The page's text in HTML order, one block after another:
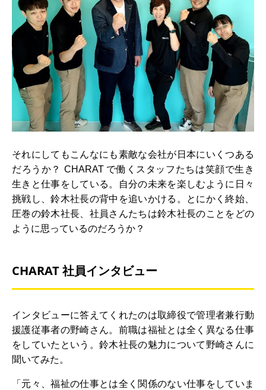
それにしてもこんなにも素敵な会社が日本にいくつある
だろうか？ CHARAT で働くスタッフたちは笑顔で生き
生きと仕事をしている。自分の未来を楽しむように日々
挑戦し、鈴木社長の背中を追いかける。とにかく終始、
圧巻の鈴木社長、社員さんたちは鈴木社長のことをどの
ように思っているのだろうか？
CHARAT 社員インタビュー
インタビューに答えてくれたのは取締役で管理者兼行動
援護従事者の野崎さん。前職は福祉とは全く異なる仕事
をしていたという。鈴木社長の魅力について野崎さんに
聞いてみた。
「元々、福祉の仕事とは全く関係のない仕事をしていま